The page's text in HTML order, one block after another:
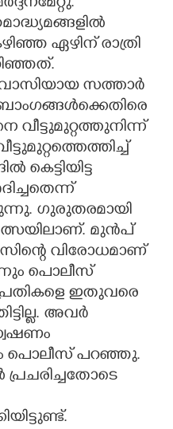
ഏഴിന് രാത്രി
സത്താർ
ഗുരുതരമായി
മുൻപ്
വിരോധമാണ്
പൊലീസ്
ഇതുവരെ
അവർ
പൊലീസ് പറഞ്ഞു.
പ്രചരിച്ചതോടെ